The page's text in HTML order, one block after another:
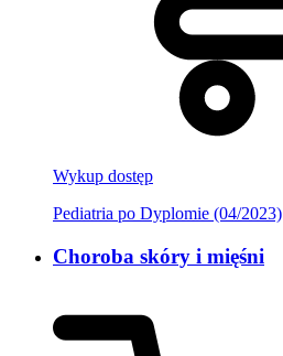
Wykup dostęp
Pediatria po Dyplomie (04/2023)
Choroba skóry i mięśni